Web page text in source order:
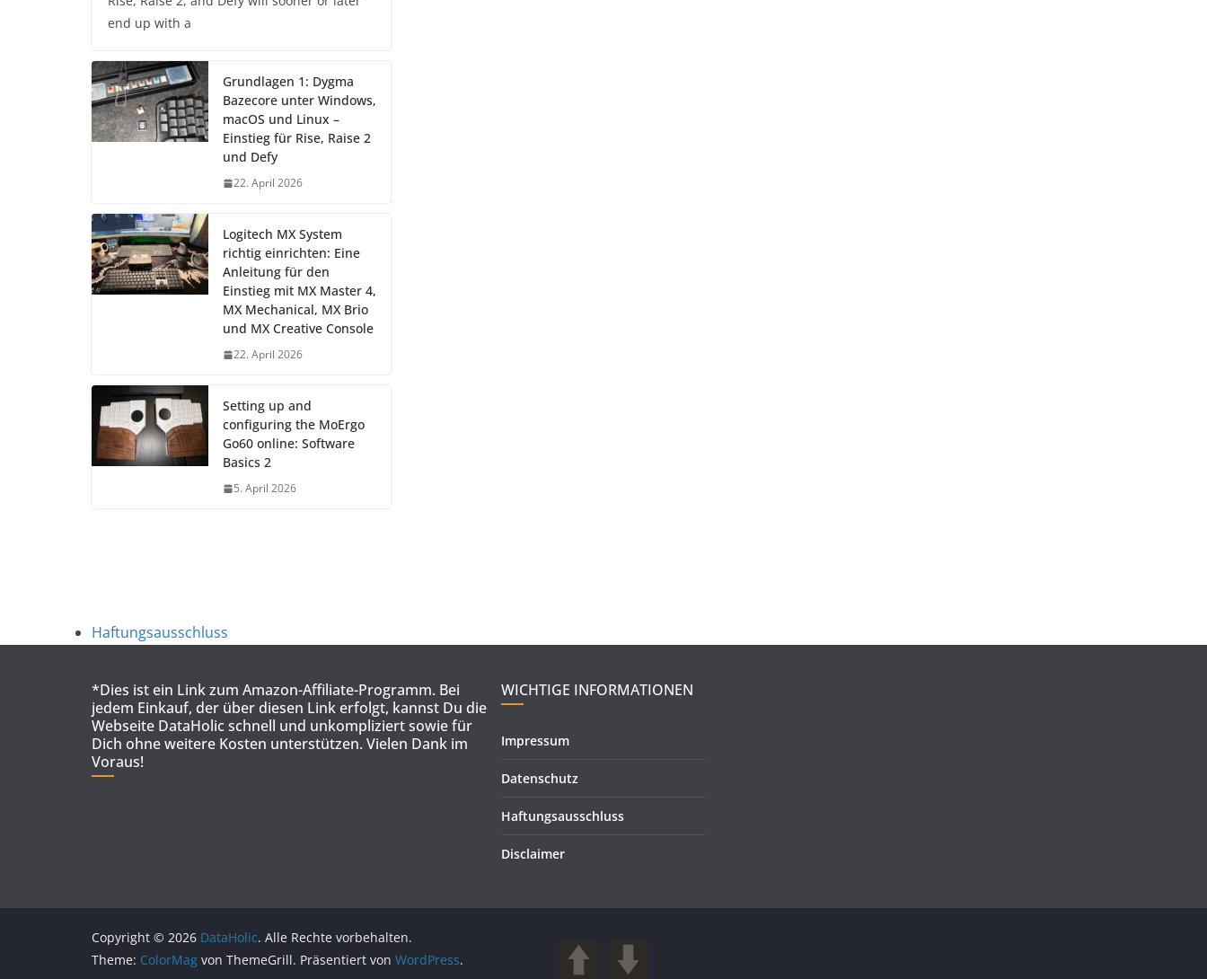
end up with a
Grundlagen 1: Dygma
Bazecore unter Windows,
macOS und Linux –
Einstieg für Rise, Raise 2
und Defy
22. April 2026
Logitech MX System
richtig einrichten: Eine
Anleitung für den
Einstieg mit MX Master 4,
MX Mechanical, MX Brio
und MX Creative Console
22. April 2026
Setting up and
configuring the MoErgo
Go60 online: Software
Basics 2
5. April 2026
Haftungsausschluss
*Dies ist ein Link zum Amazon-Affiliate-Programm. Bei
jedem Einkauf, der über diesen Link erfolgt, kannst Du die
Webseite DataHolic schnell und unkompliziert sowie für
Dich ohne weitere Kosten unterstützen. Vielen Dank im
Voraus!
WICHTIGE INFORMATIONEN
Impressum
Datenschutz
Haftungsausschluss
Disclaimer
Copyright © 2026 DataHolic. Alle Rechte vorbehalten.
Theme: ColorMag von ThemeGrill. Präsentiert von WordPress.